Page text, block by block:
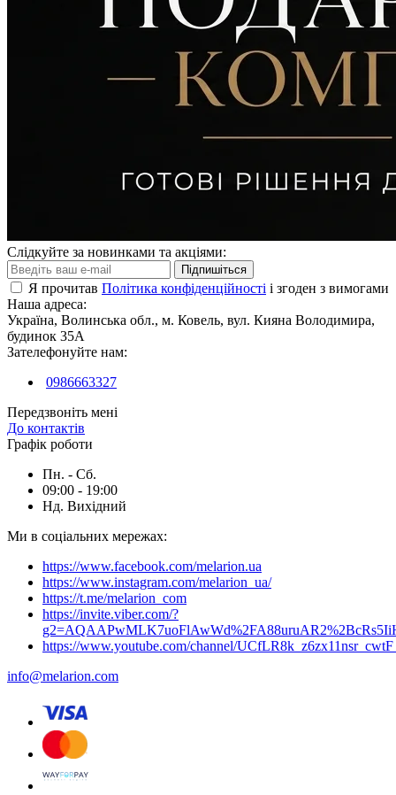
Залежно від матеріалу, футболку можна носити
цілий рік. У теплу пору року дитяча футболка
пасуватиме для занять спортом, відпочинку на
природі та прогулянок містом, у демісезонний
період її можна одягати під толстовки, а взимку під
светри. Це натільний одяг і тому дуже важливо
виготовлено одяг. Такий вид одягу завжди
носінні, але і легко одягається, а також ефектно
Слідкуйте за новинками та акціями:
Підпишіться
Я прочитав Політика конфіденційності і згоден з вимогами
Наша адреса:
Україна, Волинська обл., м. Ковель, вул. Кияна Володимира,
будинок 35А
Зателефонуйте нам:
0986663327
Передзвоніть мені
До контактів
Графік роботи
Пн. - Сб.
09:00 - 19:00
Нд. Вихідний
Ми в соціальних мережах:
https://www.facebook.com/melarion.ua
https://www.instagram.com/melarion_ua/
https://t.me/melarion_com
https://invite.viber.com/?
https://www.youtube.com/channel/
info@melarion.com